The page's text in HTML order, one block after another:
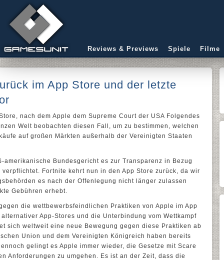
Reviews & Previews Spiele Filme
im App Store und der letzte
nach dem Apple dem Supreme Court der USA Folgendes
Welt beobachten diesen Fall, um zu bestimmen, welchen
auf großen Märkten außerhalb der Vereinigten Staaten
amerikanische Bundesgericht es zur Transparenz in Bezug
Fortnite kehrt nun in den App Store zurück, da wir
es nach der Offenlegung nicht länger zulassen
Gebühren erhebt.
die wettbewerbsfeindlichen Praktiken von Apple im App
App-Stores und die Unterbindung vom Wettkampf
sich weltweit eine neue Bewegung gegen diese Praktiken ab
Union und dem Vereinigten Königreich haben bereits
gelingt es Apple immer wieder, die Gesetze mit Scare
Anforderungen zu umgehen. Es ist an der Zeit, dass die